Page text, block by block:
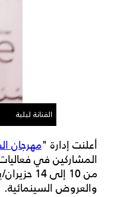
الفنانة لبلبة
أعلنت إدارة "مهرجان
المشاركين في
من 10
والعروض السينمائية.